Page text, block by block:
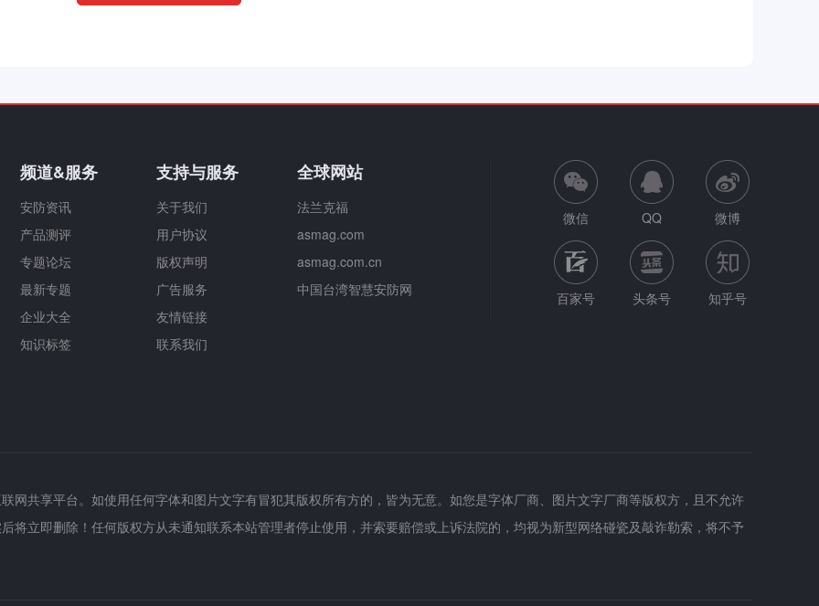
频道&服务
安防资讯
产品测评
专题论坛
最新专题
企业大全
知识标签
支持与服务
关于我们
用户协议
版权声明
广告服务
友情链接
联系我们
全球网站
法兰克福
asmag.com
asmag.com.cn
中国台湾智慧安防网
微信 QQ 微博
百家号 头条号 知乎号
网共享平台。如使用任何字体和图片文字有冒犯其版权所有方的，皆为无意。如您是字体厂商、图片文字厂商等版权方，且不允许
将立即删除！任何版权方从未通知联系本站管理者停止使用，并索要赔偿或上诉法院的，均视为新型网络碰瓷及敲诈勒索，将不予